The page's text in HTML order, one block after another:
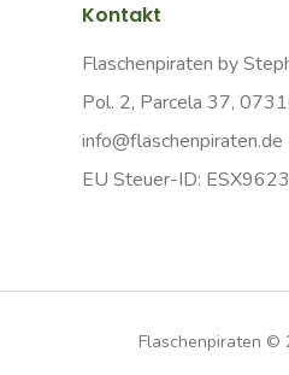
Kontakt
Flaschenpiraten by
Pol. 2, Parcela 37,
info@flaschenpiraten.de
EU Steuer-ID:
Flaschenpiraten ©